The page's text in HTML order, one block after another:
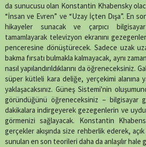
da sunucusu olan Konstantin Khabensky
“İnsan ve Evren” ve “Uzay İçten Dışa”. En
hikayeler sunacak ve çarpıcı bilgisayar
tamamlayarak televizyon ekranını
penceresine dönüştürecek. Sadece uzak
bakma fırsatı bulmakla kalmayacak, aynı
nasıl yapılandırıldıklarını da öğreneceksiniz.
süper kütleli kara deliğe, yerçekimi alanına
yaklaşacaksınız. Güneş Sistemi'nin
göründüğünü öğreneceksiniz – bilgisayar
dakikalara indirgeyerek gezegenlerin ve
görmenizi sağlayacak. Konstantin
gerçekler akışında size rehberlik ederek,
sunulan en son teorileri daha da anlaşılır hale